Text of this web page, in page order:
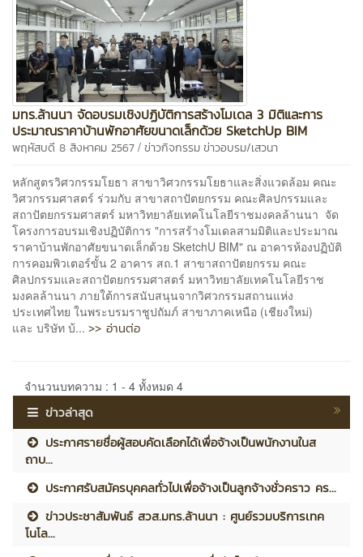
มทร.ล้านนา จัดอบรมเชิงปฏิบัติการสร้างโมเดล 3 มิติและการ
ประมาณราคาบ้านพักอาศัยขนาดเล็กด้วย SketchUp BIM
พฤหัสบดี 8 สิงหาคม 2567 / ข่าวกิจกรรมข่าวอบรม/เสวนา
หลักสูตรวิศวกรรมโยธา สาขาวิศวกรรมโยธาและสิ่งแวดล้อม คณะ
วิศวกรรมศาสตร์ ร่วมกับ สาขาสถาปัตยกรรม คณะศิลปกรรมและ
สถาปัตยกรรมศาสตร์ มหาวิทยาลัยเทคโนโลยีราชมงคลล้านนา จัด
โครงการอบรมเชิงปฏิบัติการ "การสร้างโมเดลสามมิติและประมาณ
ราคาบ้านพักอาศัยขนาดเล็กด้วย SketchU BIM" ณ อาคารห้องปฏิบัติ
การคอมพิวเตอร์ขั้น 2 อาคาร สถ.1 สาขาสถาปัตยกรรม คณะ
ศิลปกรรมและสถาปัตยกรรมศาสตร์ มหาวิทยาลัยเทคโนโลยีราช
มงคลล้านนา ภายใต้การสนับสนุนจากวิศวกรรมสถานแห่ง
ประเทศไทย ในพระบรมราชูปถัมภ์ สาขาภาคเหนือ (เชียงใหม่)
และ บริษัท บ้... >> อ่านต่อ
จำนวนบทความ : 1 - 4 ทั้งหมด 4
ข่าวล่าสุด
ประกาศรายชื่อผู้สอบคัดเลือกได้เพื่อจ้างเป็นพนักงานในส
ถาบ...
ประกาศรับสมัครบุคคลทั่วไปเพื่อจ้างเป็นลูกจ้างชั่วคราว คร...
ข่าวประชาสัมพันธ์ สวส.มทร.ล้านนา : ศูนย์รวมบริการเทค
โนโล...